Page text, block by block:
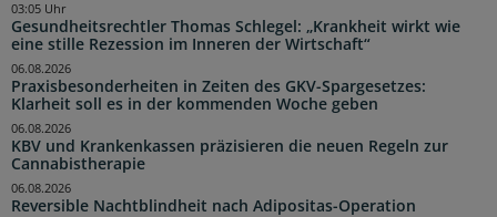
Gesundheitsrechtler Thomas Schlegel: „Krankheit wirkt wie
eine stille Rezession im Inneren der Wirtschaft“
03:05 Uhr
Praxisbesonderheiten in Zeiten des GKV-Spargesetzes:
Klarheit soll es in der kommenden Woche geben
06.08.2026
KBV und Krankenkassen präzisieren die neuen Regeln zur
Cannabistherapie
06.08.2026
Reversible Nachtblindheit nach Adipositas-Operation
06.08.2026